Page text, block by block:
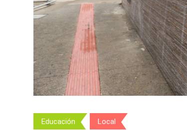
Educación Local